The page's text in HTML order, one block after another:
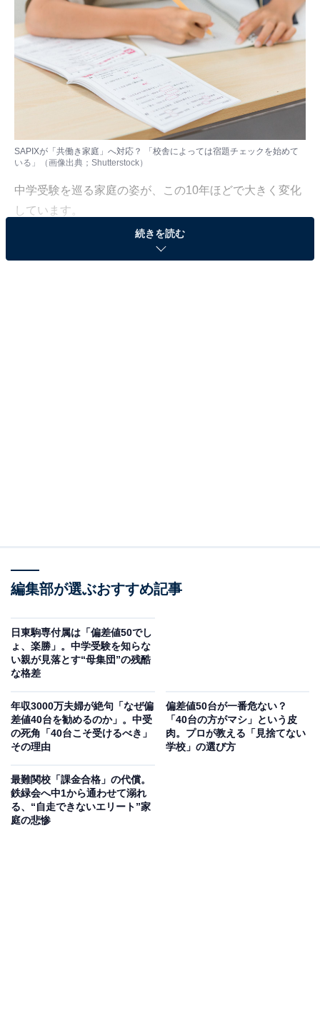
SAPIXが「共働き家庭」へ対応？ 「校舎によっては宿題チェックを始めて
いる」（画像出典；Shutterstock）
中学受験を巡る家庭の姿が、この10年ほどで大きく変化
しています。
かつては、専業主婦が子どもの学習をフルサポートする
変化が生じています。
が「一強」ともいわれた時期がありました。しかし近年
は、早稲田アカデミーが生徒数を伸ばしています。
したことで送り迎えが難しい家庭にも選ばれやすくなっ
たことです。自宅から徒歩圏内の塾であれば、授業のな
い日でも自習室で勉強させることができます。
共働き家庭にとって、「偏差値が伸びること」はもちろ
んのこと、家庭での学習量を減らし、「なるべく塾に任
続きを読む
編集部が選ぶおすすめ記事
日東駒専付属は「偏差値50でし
ょ、楽勝」。中学受験を知らな
い親が見落とす“母集団”の残酷
な格差
年収3000万夫婦が絶句「なぜ偏
差値40台を勧めるのか」。中受
の死角「40台こそ受けるべき」
その理由
偏差値50台が一番危ない？
「40台の方がマシ」という皮
肉。プロが教える「見捨てない
学校」の選び方
最難関校「課金合格」の代償。
鉄緑会へ中1から通わせて溺れ
る、“自走できないエリート”家
庭の悲惨